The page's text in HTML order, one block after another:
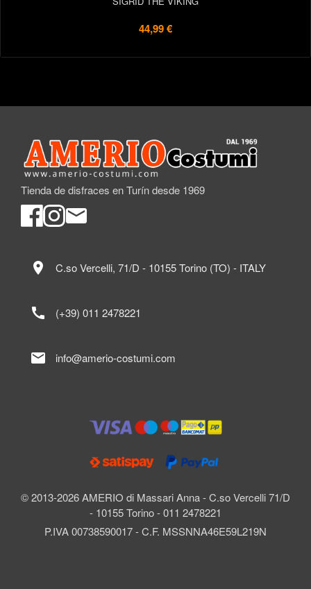
44,99 €
Tienda de disfraces en Turín desde 1969
© 2013-2026 AMERIO di Massari Anna - C.so Vercelli 71/D
- 10155 Torino - 011 2478221
P.IVA 00738590017 - C.F. MSSNNA46E59L219N
location_on C.so Vercelli, 71/D - 10155 Torino (TO) - ITALY
call (+39) 011 2478221
mail info@amerio-costumi.com